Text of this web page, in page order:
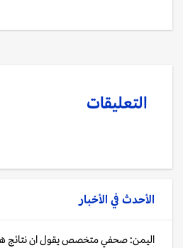
التعليقات
الأحدث في الأخبار
اليمن: صحفي متخصص يقول ان نتائج